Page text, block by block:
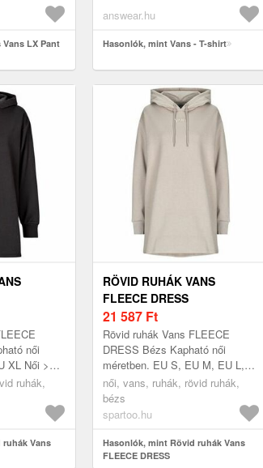
LX Pant
answear.hu
Hasonlók, mint Vans - T-shirt
női
XL Női >
ruhák,
Vans
RÖVID RUHÁK VANS
FLEECE DRESS
21 587 Ft
Rövid ruhák Vans FLEECE
DRESS Bézs Kapható női
méretben. EU S, EU M, EU L,
EU XS Női > Ruhák > Rövid
ruhák
női, vans, ruhák, rövid ruhák,
bézs
spartoo.hu
Hasonlók, mint Rövid ruhák Vans
FLEECE DRESS